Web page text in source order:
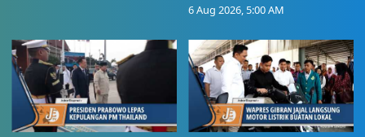
6 Aug 2026, 5:00 AM